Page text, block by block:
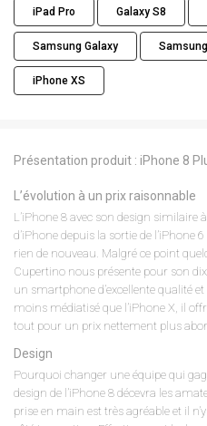
iPad Pro Galaxy S8
Samsung Galaxy
iPhone XS
Présentation produit : iPhone 8
L’évolution à un prix raisonnable
L’iPhone 8 avec son design similaire
d’iPhone depuis la sortie de l’iPhone
rien de nouveau. Malgré ce point
Cupertino nous présente pour son
un smartphone d’excellente qualité
moins médiatisé que l’iPhone X, il
tout pour un prix nettement plus
Design
Pourquoi changer une équipe qui
design de l’iPhone 8 décevra les
prise en main est très agréable et il